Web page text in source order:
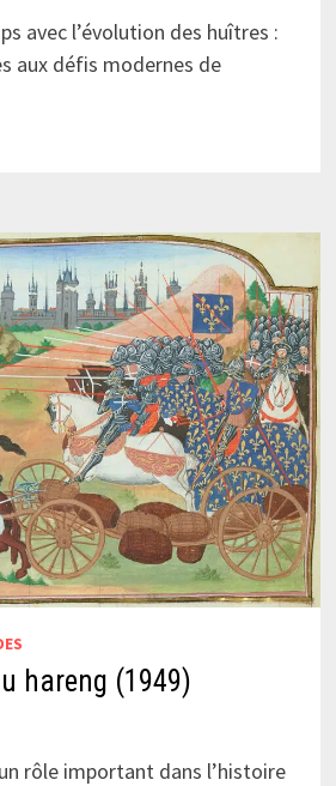
avec l’évolution des huîtres :
aux défis modernes de
hareng (1949)
rôle important dans l’histoire